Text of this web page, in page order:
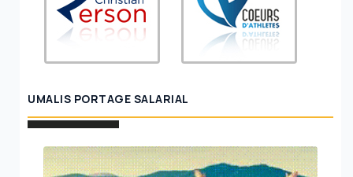
UMALIS PORTAGE SALARIAL